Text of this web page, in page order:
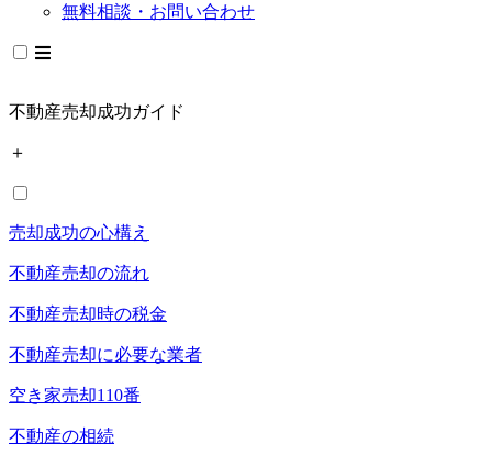
無料相談・お問い合わせ
不動産売却成功ガイド
＋
売却成功の心構え
不動産売却の流れ
不動産売却時の税金
不動産売却に必要な業者
空き家売却110番
不動産の相続